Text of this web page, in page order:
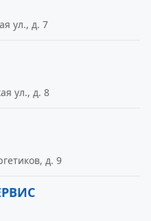
ул., д. 7
ул., д. 8
д. 9